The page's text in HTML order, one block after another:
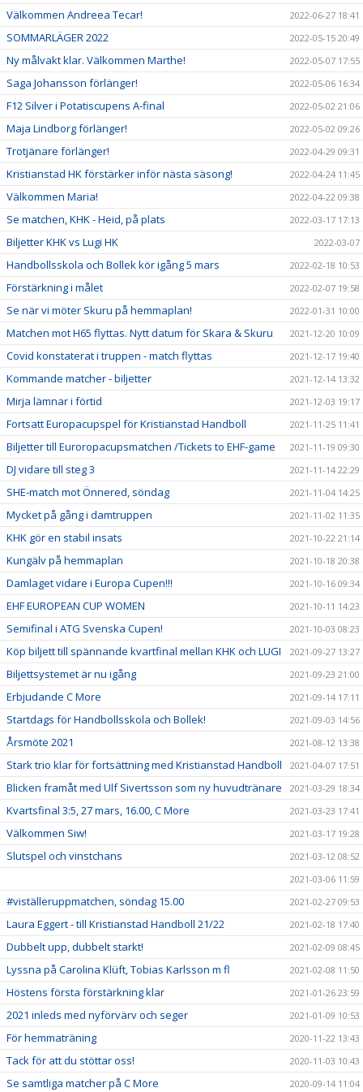
Välkommen Andreea Tecar! 2022-06-27 18:41
SOMMARLÄGER 2022 2022-05-15 20:49
Ny målvakt klar. Välkommen Marthe! 2022-05-07 17:55
Saga Johansson förlänger! 2022-05-06 16:34
F12 Silver i Potatiscupens A-final 2022-05-02 21:06
Maja Lindborg förlänger! 2022-05-02 09:26
Trotjänare förlänger! 2022-04-29 09:31
Kristianstad HK förstärker inför nästa säsong! 2022-04-24 11:45
Välkommen Maria! 2022-04-22 09:38
Se matchen, KHK - Heid, på plats 2022-03-17 17:13
Biljetter KHK vs Lugi HK 2022-03-07
Handbollsskola och Bollek kör igång 5 mars 2022-02-18 10:53
Förstärkning i målet 2022-02-07 19:58
Se när vi möter Skuru på hemmaplan! 2022-01-31 10:00
Matchen mot H65 flyttas. Nytt datum för Skara & Skuru 2021-12-20 10:09
Covid konstaterat i truppen - match flyttas 2021-12-17 19:40
Kommande matcher - biljetter 2021-12-14 13:32
Mirja lämnar i förtid 2021-12-03 19:17
Fortsatt Europacupspel för Kristianstad Handboll 2021-11-25 11:41
Biljetter till Euroropacupsmatchen /Tickets to EHF-game 2021-11-19 09:30
DJ vidare till steg 3 2021-11-14 22:29
SHE-match mot Önnered, söndag 2021-11-04 14:25
Mycket på gång i damtruppen 2021-11-02 11:35
KHK gör en stabil insats 2021-10-22 21:14
Kungälv på hemmaplan 2021-10-18 20:38
Damlaget vidare i Europa Cupen!!! 2021-10-16 09:34
EHF EUROPEAN CUP WOMEN 2021-10-11 14:23
Semifinal i ATG Svenska Cupen! 2021-10-03 08:23
Köp biljett till spännande kvartfinal mellan KHK och LUGI 2021-09-27 13:27
Biljettsystemet är nu igång 2021-09-23 21:00
Erbjudande C More 2021-09-14 17:11
Startdags för Handbollsskola och Bollek! 2021-09-03 14:56
Årsmöte 2021 2021-08-12 13:38
Stark trio klar för fortsättning med Kristianstad Handboll 2021-04-07 17:51
Blicken framåt med Ulf Sivertsson som ny huvudtränare 2021-03-29 18:34
Kvartsfinal 3:5, 27 mars, 16.00, C More 2021-03-23 17:41
Välkommen Siw! 2021-03-17 19:28
Slutspel och vinstchans
2021-03-12 08:52
2021-03-06 11:59
#viställeruppmatchen, söndag 15.00 2021-02-27 09:53
Laura Eggert - till Kristianstad Handboll 21/22 2021-02-18 17:40
Dubbelt upp, dubbelt starkt! 2021-02-09 08:45
Lyssna på Carolina Klüft, Tobias Karlsson m fl 2021-02-08 11:50
Höstens första förstärkning klar 2021-01-26 23:59
2021 inleds med nyförvärv och seger 2021-01-09 10:53
För hemmaträning 2020-11-22 13:43
Tack för att du stöttar oss! 2020-11-03 10:43
Se samtliga matcher på C More 2020-09-14 11:04